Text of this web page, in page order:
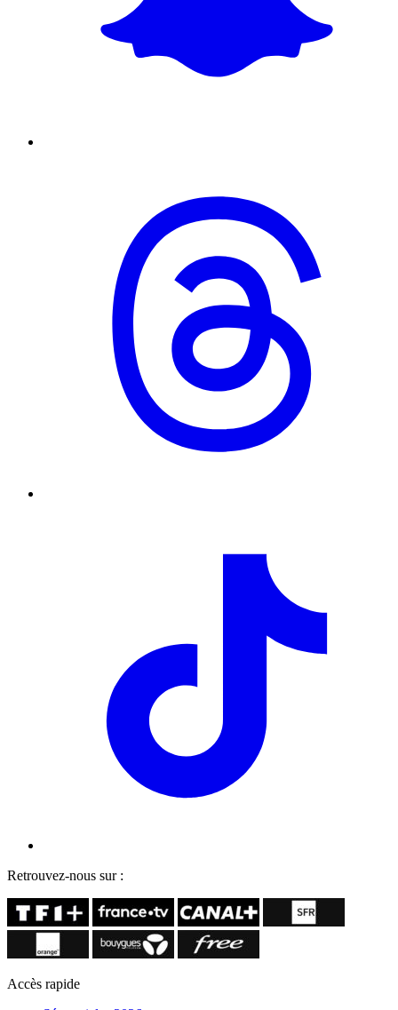
Retrouvez-nous sur :
Accès rapide